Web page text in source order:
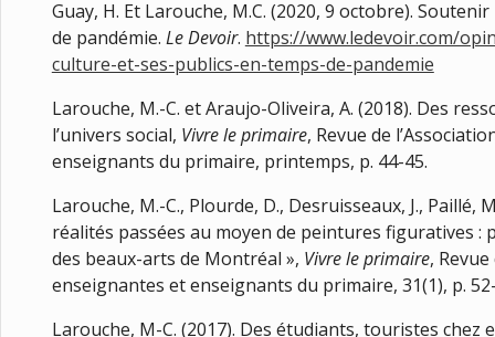
Guay, H. Et Larouche, M.C. (2020, 9 octobre).
de pandémie. Le Devoir. https://www.ledevoir.com/
culture-et-ses-publics-en-temps-de-pandemie
Larouche, M.-C. et Araujo-Oliveira, A. (2018). Des
l’univers social, Vivre le primaire, Revue de
enseignants du primaire, printemps, p. 44-45.
Larouche, M.-C., Plourde, D., Desruisseaux, J., Paillé,
réalités passées au moyen de peintures figuratives :
des beaux-arts de Montréal », Vivre le primaire,
enseignantes et enseignants du primaire, 31(1), p.
Larouche, M-C. (2017). Des étudiants, touristes